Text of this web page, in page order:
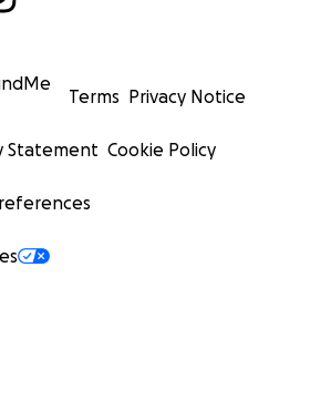
Terms Privacy Notice
Statement Cookie Policy